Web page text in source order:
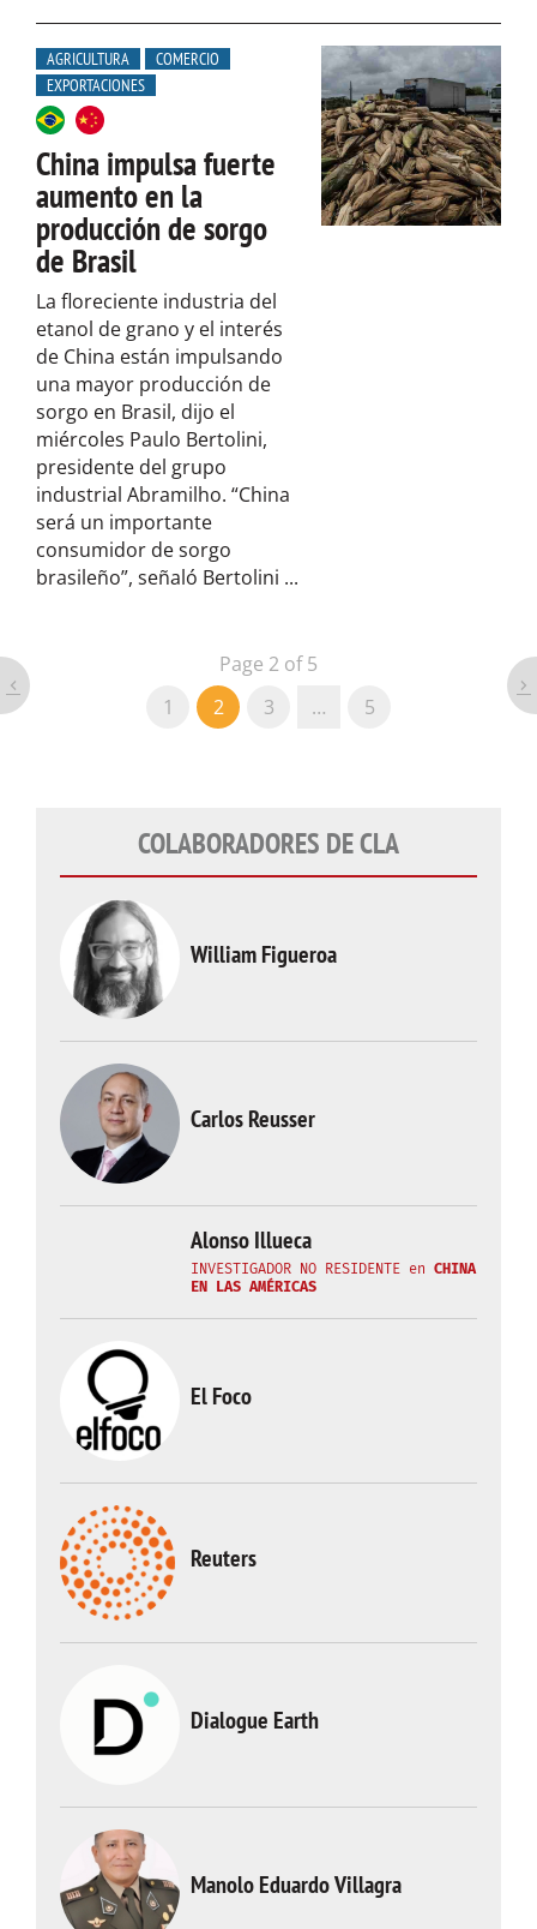
AGRICULTURA
COMERCIO
EXPORTACIONES
China impulsa fuerte
aumento en la
producción de sorgo
de Brasil
La floreciente industria del
etanol de grano y el interés
de China están impulsando
una mayor producción de
sorgo en Brasil, dijo el
miércoles Paulo Bertolini,
presidente del grupo
industrial Abramilho. “China
será un importante
consumidor de sorgo
brasileño”, señaló Bertolini ...
Page 2 of 5
1
2 3 … 5
COLABORADORES DE CLA
William Figueroa
Carlos Reusser
Alonso Illueca
INVESTIGADOR NO RESIDENTE en CHINA
EN LAS AMÉRICAS
El Foco
Reuters
Dialogue Earth
Manolo Eduardo Villagra